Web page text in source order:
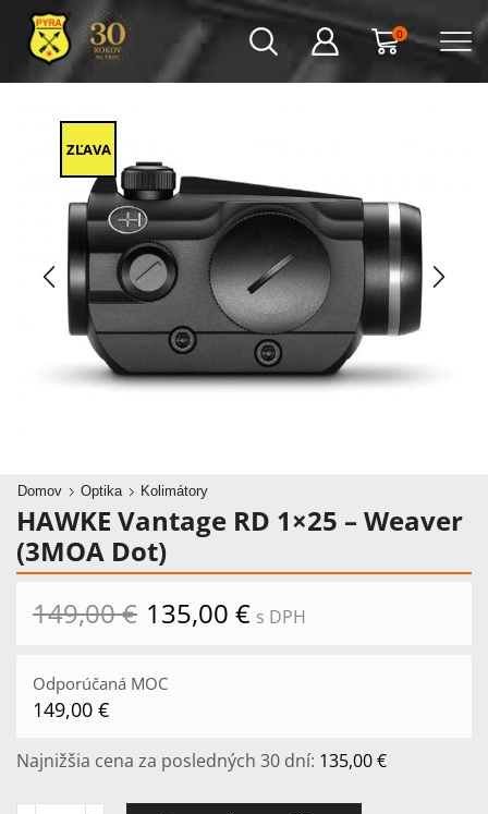
0
ZĽAVA
Domov Optika Kolimátory
HAWKE Vantage RD 1×25 – Weaver
(3MOA Dot)
149,00€ Pôvodná
cena
149,00 €.
135,00 €Aktuálna
cena
s DPH
Odporúčaná MOC
149,00 €
Najnižšia cena za posledných 30 dní: 135,00€